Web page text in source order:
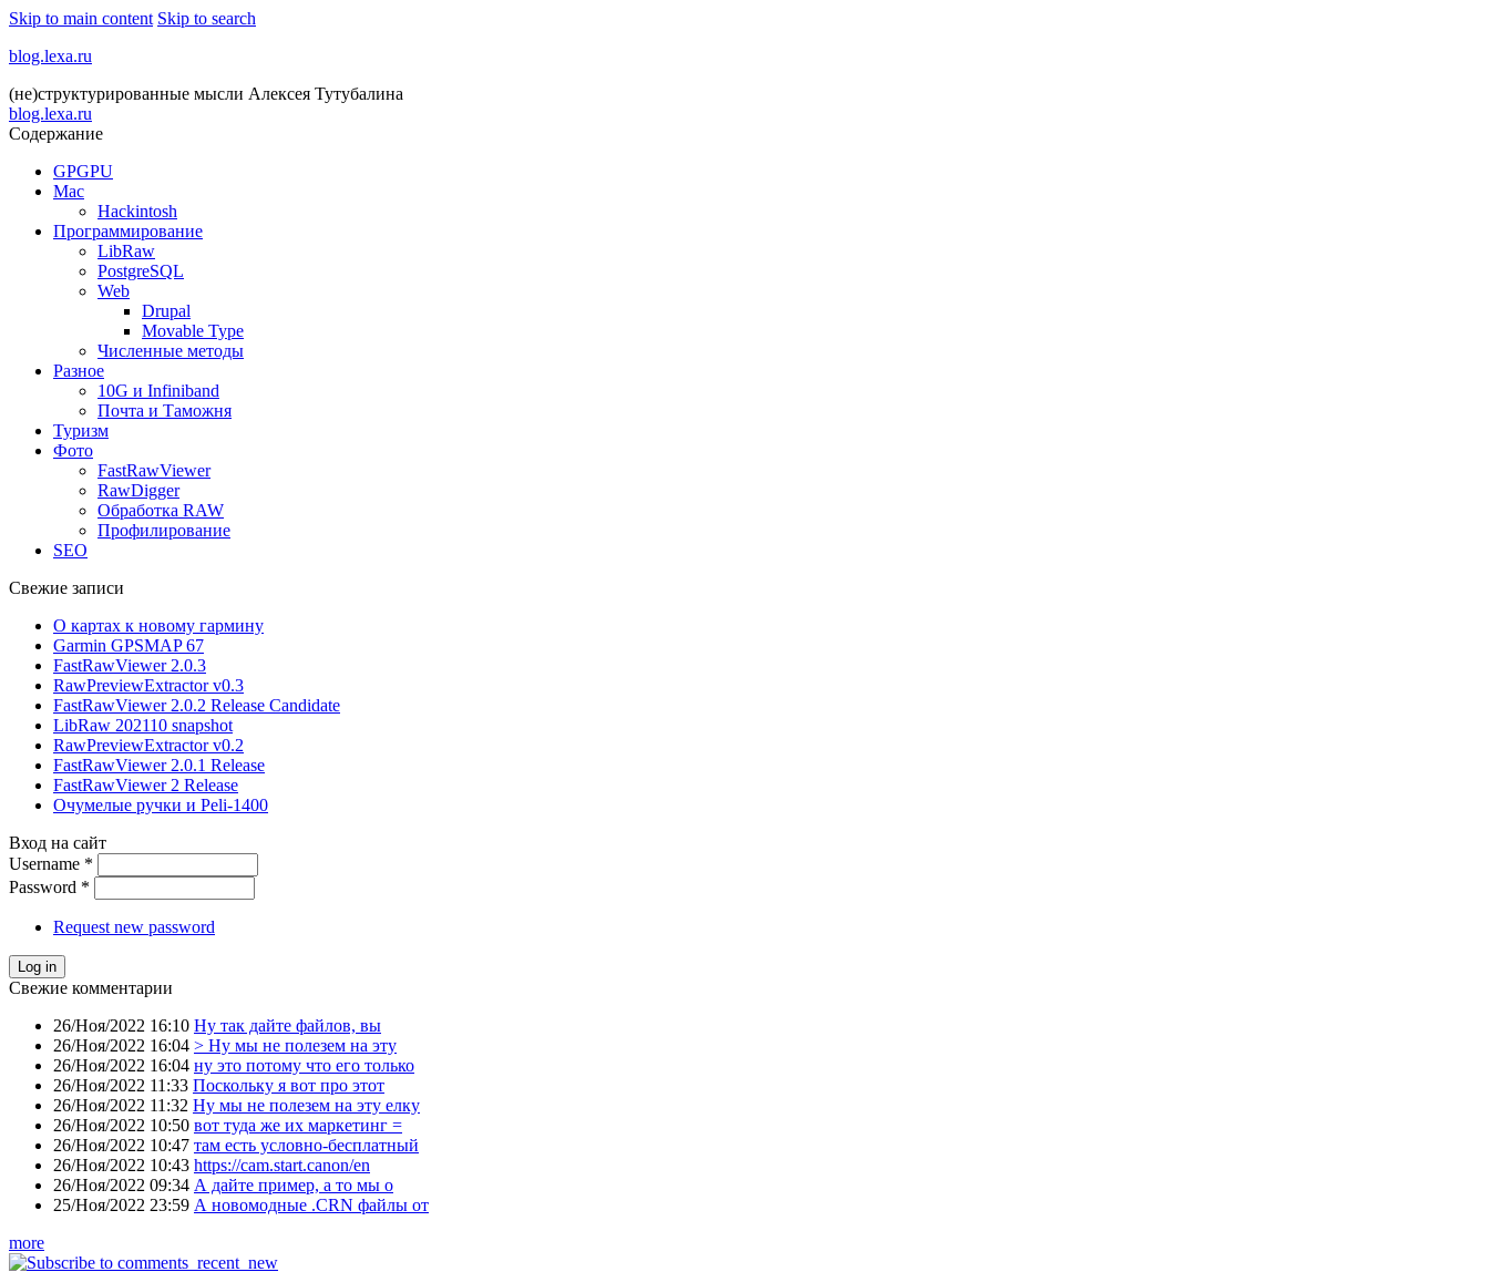
Skip to main content Skip to search
blog.lexa.ru
(не)структурированные мысли Алексея Тутубалина
blog.lexa.ru
Содержание
GPGPU
Mac
Hackintosh
Программирование
LibRaw
PostgreSQL
Web
Drupal
Movable Type
Численные методы
Разное
10G и Infiniband
Почта и Таможня
Туризм
Фото
FastRawViewer
RawDigger
Обработка RAW
Профилирование
SEO
Свежие записи
О картах к новому гармину
Garmin GPSMAP 67
FastRawViewer 2.0.3
RawPreviewExtractor v0.3
FastRawViewer 2.0.2 Release Candidate
LibRaw 202110 snapshot
RawPreviewExtractor v0.2
FastRawViewer 2.0.1 Release
FastRawViewer 2 Release
Очумелые ручки и Peli-1400
Вход на сайт
Username *
Password *
Request new password
Свежие комментарии
26/Ноя/2022 16:10 Ну так дайте файлов, вы
26/Ноя/2022 16:04 > Ну мы не полезем на эту
26/Ноя/2022 16:04 ну это потому что его только
26/Ноя/2022 11:33 Поскольку я вот про этот
26/Ноя/2022 11:32 Ну мы не полезем на эту елку
26/Ноя/2022 10:50 вот туда же их маркетинг =
26/Ноя/2022 10:47 там есть условно-бесплатный
26/Ноя/2022 10:43 https://cam.start.canon/en
26/Ноя/2022 09:34 А дайте пример, а то мы о
25/Ноя/2022 23:59 А новомодные .CRN файлы от
more